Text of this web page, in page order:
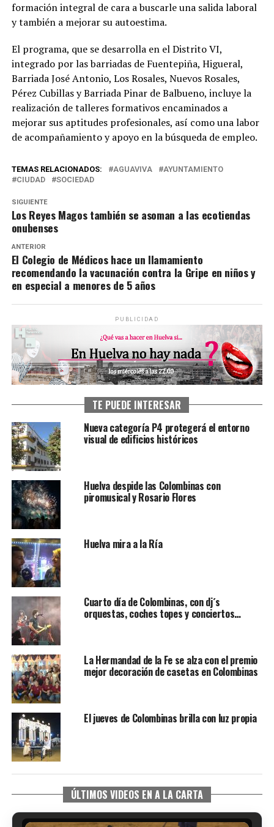
formación integral de cara a buscarle una salida laboral
y también a mejorar su autoestima.
El programa, que se desarrolla en el Distrito VI,
integrado por las barriadas de Fuentepiña, Higueral,
Barriada José Antonio, Los Rosales, Nuevos Rosales,
Pérez Cubillas y Barriada Pinar de Balbueno, incluye la
realización de talleres formativos encaminados a
mejorar sus aptitudes profesionales, así como una labor
de acompañamiento y apoyo en la búsqueda de empleo.
TEMAS RELACIONADOS: AGUAVIVA
AYUNTAMIENTO
CIUDAD
SOCIEDAD
SIGUIENTE
Los Reyes Magos también se asoman a las ecotiendas
onubenses
ANTERIOR
El Colegio de Médicos hace un llamamiento
recomendando la vacunación contra la Gripe en niños y
en especial a menores de 5 años
PUBLICIDAD
TE PUEDE INTERESAR
Nueva categoría P4 protegerá el entorno
visual de edificios históricos
Huelva despide las Colombinas con
piromusical y Rosario Flores
Huelva mira a la Ría
Cuarto día de Colombinas, con dj´s
orquestas, coches topes y conciertos…
La Hermandad de la Fe se alza con el premio
mejor decoración de casetas en Colombinas
El jueves de Colombinas brilla con luz propia
ÚLTIMOS VIDEOS EN A LA CARTA